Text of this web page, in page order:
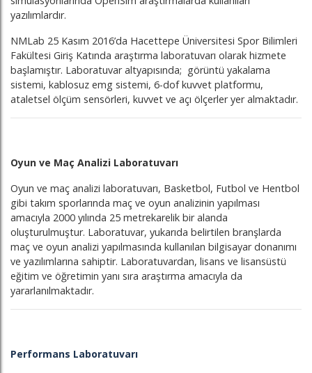
yazılımlardır.
NMLab 25 Kasım 2016’da Hacettepe Üniversitesi Spor Bilimleri
Fakültesi Giriş Katında araştırma laboratuvarı olarak hizmete
başlamıştır. Laboratuvar altyapısında; görüntü yakalama
sistemi, kablosuz emg sistemi, 6-dof kuvvet platformu,
ataletsel ölçüm sensörleri, kuvvet ve açı ölçerler yer almaktadır.
Oyun ve Maç Analizi Laboratuvarı
Oyun ve maç analizi laboratuvarı, Basketbol, Futbol ve Hentbol
gibi takım sporlarında maç ve oyun analizinin yapılması
amacıyla 2000 yılında 25 metrekarelik bir alanda
oluşturulmuştur. Laboratuvar, yukarıda belirtilen branşlarda
maç ve oyun analizi yapılmasında kullanılan bilgisayar donanımı
ve yazılımlarına sahiptir. Laboratuvardan, lisans ve lisansüstü
eğitim ve öğretimin yanı sıra araştırma amacıyla da
yararlanılmaktadır.
Performans Laboratuvarı